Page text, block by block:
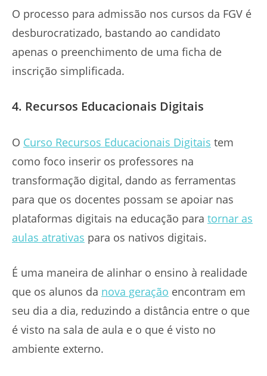
O processo para admissão nos cursos da FGV é
desburocratizado, bastando ao candidato
apenas o preenchimento de uma ficha de
inscrição simplificada.
4. Recursos Educacionais Digitais
O Curso Recursos Educacionais Digitais tem
como foco inserir os professores na
transformação digital, dando as ferramentas
para que os docentes possam se apoiar nas
plataformas digitais na educação para tornar as
aulas atrativas para os nativos digitais.
É uma maneira de alinhar o ensino à realidade
que os alunos da nova geração encontram em
seu dia a dia, reduzindo a distância entre o que
é visto na sala de aula e o que é visto no
ambiente externo.